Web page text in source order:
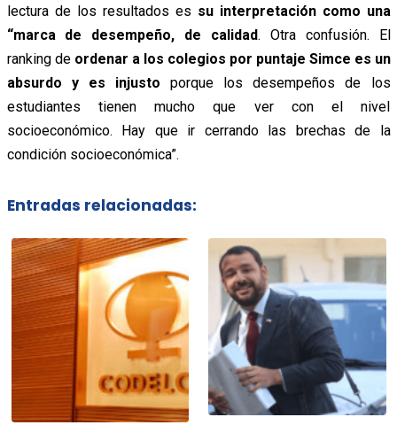
lectura de los resultados es su interpretación como una
“marca de desempeño, de calidad. Otra confusión. El
ranking de ordenar a los colegios por puntaje Simce es un
absurdo y es injusto porque los desempeños de los
estudiantes tienen mucho que ver con el nivel
socioeconómico. Hay que ir cerrando las brechas de la
condición socioeconómica”.
Entradas relacionadas: